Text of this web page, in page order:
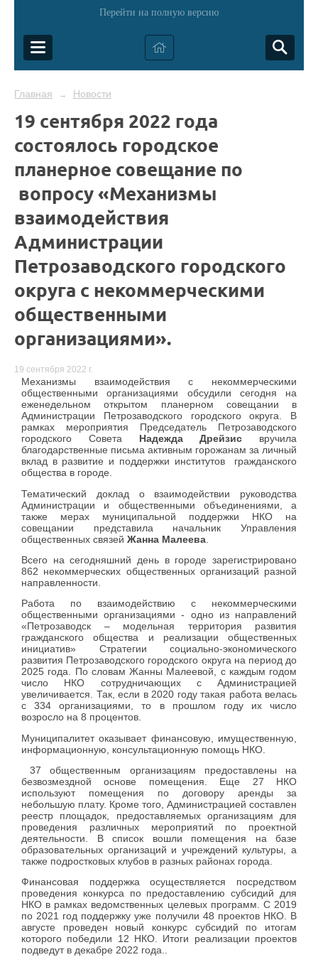
Перейти на полную версию
Главная → Новости
19 сентября 2022 года
состоялось городское
планерное совещание по
вопросу «Механизмы
взаимодействия
Администрации
Петрозаводского городского
округа с некоммерческими
общественными
организациями».
19 сентября 2022 г.
Механизмы взаимодействия с некоммерческими
общественными организациями обсудили сегодня на
еженедельном открытом планерном совещании в
Администрации Петрозаводского городского округа. В
рамках мероприятия Председатель Петрозаводского
городского Совета Надежда Дрейзис вручила
благодарственные письма активным горожанам за личный
вклад в развитие и поддержки институтов гражданского
общества в городе.
Тематический доклад о взаимодействии руководства
Администрации и общественными объединениями, а
также мерах муниципальной поддержки НКО на
совещании представила начальник Управления
общественных связей Жанна Малеева
Всего на сегодняшний день в городе зарегистрировано
862 некоммерческих общественных организаций разной
направленности.
Работа по взаимодействию с некоммерческими
общественными организациями - одно из направлений
«Петрозаводск – модельная территория развития
гражданского общества и реализации общественных
инициатив» Стратегии социально-экономического
развития Петрозаводского городского округа на период до
2025 года. По словам Жанны Малеевой, с каждым годом
число НКО сотрудничающих с Администрацией
увеличивается. Так, если в 2020 году такая работа велась
с 334 организациями, то в прошлом году их число
возросло на 8 процентов.
Муниципалитет оказывает финансовую, имущественную,
информационную, консультационную помощь НКО.
37 общественным организациям предоставлены на
безвозмездной основе помещения. Еще 27 НКО
используют помещения по договору аренды за
небольшую плату. Кроме того, Администрацией составлен
реестр площадок, предоставляемых организациям для
проведения различных мероприятий по проектной
деятельности. В список вошли помещения на базе
образовательных организаций и учреждений культуры, а
также подростковых клубов в разных районах города.
Финансовая поддержка осуществляется посредством
проведения конкурса по предоставлению субсидий для
НКО в рамках ведомственных целевых программ. С 2019
по 2021 год поддержку уже получили 48 проектов НКО. В
августе проведен новый конкурс субсидий по итогам
которого победили 12 НКО. Итоги реализации проектов
подведут в декабре 2022 года..